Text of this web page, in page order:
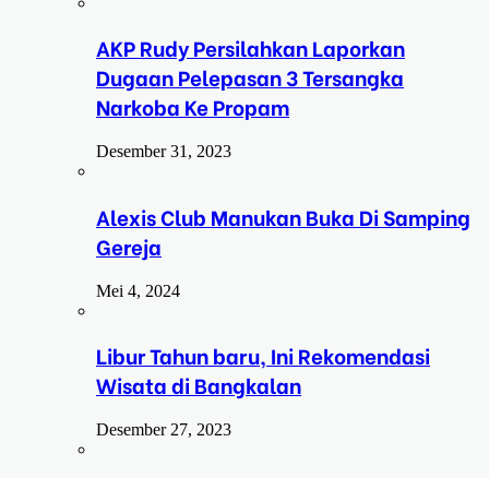
AKP Rudy Persilahkan Laporkan
Dugaan Pelepasan 3 Tersangka
Narkoba Ke Propam
Desember 31, 2023
Alexis Club Manukan Buka Di Samping
Gereja
Mei 4, 2024
Libur Tahun baru, Ini Rekomendasi
Wisata di Bangkalan
Desember 27, 2023